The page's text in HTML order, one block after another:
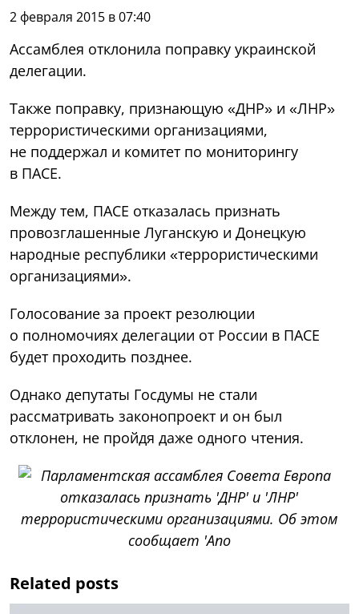
2 февраля 2015 в 07:40
Ассамблея отклонила поправку украинской
делегации.
Также поправку, признающую «ДНР» и «ЛНР»
террористическими организациями,
не поддержал и комитет по мониторингу
в ПАСЕ.
Между тем, ПАСЕ отказалась признать
провозглашенные Луганскую и Донецкую
народные республики «террористическими
организациями».
Голосование за проект резолюции
о полномочиях делегации от России в ПАСЕ
будет проходить позднее.
Однако депутаты Госдумы не стали
рассматривать законопроект и он был
отклонен, не пройдя даже одного чтения.
Related posts